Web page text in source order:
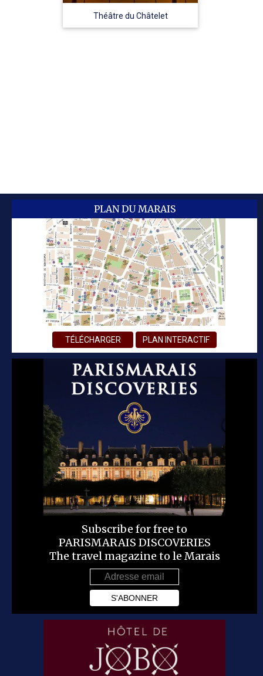
Théâtre du Châtelet
PLAN DU MARAIS
TÉLÉCHARGER PLAN INTERACTIF
Subscribe for free to
PARISMARAIS DISCOVERIES
The travel magazine to le Marais